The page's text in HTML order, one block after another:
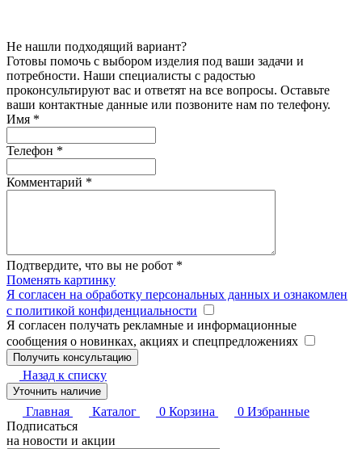
Не нашли подходящий вариант?
Готовы помочь с выбором изделия под ваши задачи и
потребности. Наши специалисты с радостью
проконсультируют вас и ответят на все вопросы. Оставьте
ваши контактные данные или позвоните нам по телефону.
Имя *
Телефон *
Комментарий *
Подтвердите, что вы не робот *
Поменять картинку
Я согласен на обработку персональных данных и ознакомлен
с политикой конфиденциальности
Я согласен получать рекламные и информационные
сообщения о новинках, акциях и спецпредложениях
Назад к списку
Уточнить наличие
Главная Каталог 0 Корзина 0 Избранные
Подписаться
на новости и акции